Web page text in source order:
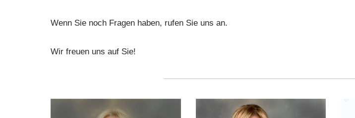
Wenn Sie noch Fragen haben, rufen Sie uns an.
Wir freuen uns auf Sie!